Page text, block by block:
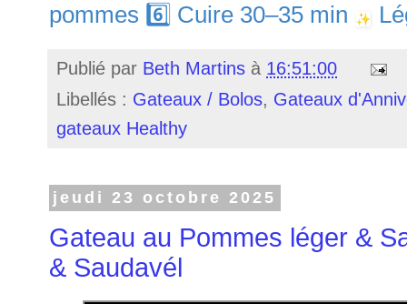
pommes 6️⃣ Cuire 30–35 min
Publié par Beth Martins à 16:51:00
Libellés : Gateaux / Bolos, Gateaux
gateaux Healthy
jeudi 23 octobre 2025
Gateau au Pommes léger &
& Saudavél